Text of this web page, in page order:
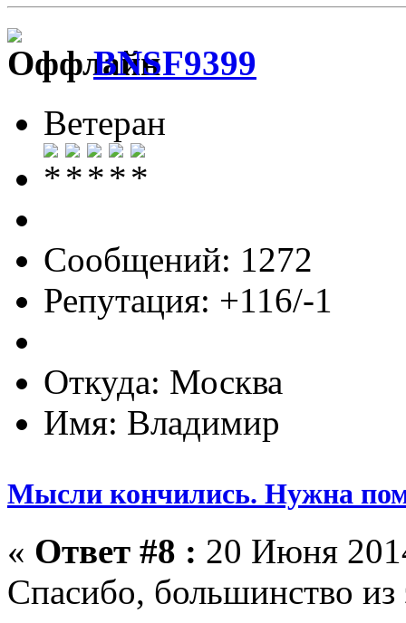
BNSF9399
Ветеран
Сообщений: 1272
Репутация: +116/-1
Откуда: Москва
Имя: Владимир
Мысли кончились. Нужна
« Ответ #8 : 20 Июня
Спасибо, большинство из